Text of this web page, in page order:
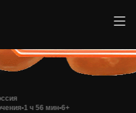
•1 ч 56 мин•6+